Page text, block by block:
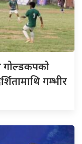
गोल्डकपको
गम्भीर